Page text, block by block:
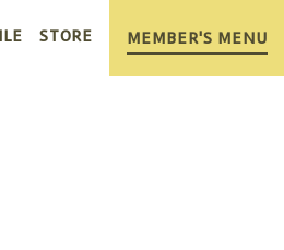
STORE MEMBER'S MENU